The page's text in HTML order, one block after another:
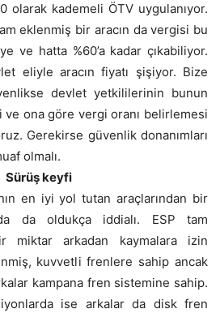
olarak kademeli ÖTV uygulanıyor.
eklenmiş bir aracın da vergisi bu
ve hatta %60’a kadar çıkabiliyor.
eliyle aracın fiyatı şişiyor. Bize
devlet yetkililerinin bunun
ona göre vergi oranı belirlemesi
Gerekirse güvenlik donanımları
olmalı.
Sürüş keyfi
en iyi yol tutan araçlarından bir
da oldukça iddialı. ESP tam
miktar arkadan kaymalara izin
kuvvetli frenlere sahip ancak
kampana fren sistemine sahip.
ise arkalar da disk fren